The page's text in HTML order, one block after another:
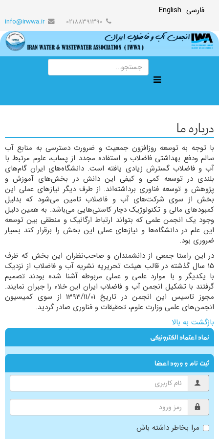
فارسی English
info@irwwa.ir
درباره ما
با توجه به توسعه روزافزون جمعیت و ضرورت دسترسی به منابع آب
سالم ودفع بهداشتی فاضلاب و استفاده مجدد از پساب، علوم مرتبط با
آب و فاضلاب گسترش زیادی یافته است. دانشگاه‌های ایران گام‌های
بلندی در توسعه کمی و کیفی این دانش در بخش‌های آموزش و
پژوهش و توسعه فناوری برداشته‌اند. از طرف دیگر نیازهای عملی این
بخش از سوی شرکت‌های آب و فاضلاب تامین می‌شود که بدلیل
کمبودهای مالی و تکنولوژیک دچار کاستی‌هایی می‌باشد. به همین دلیل
وجود یک انجمن علمی که بتواند ارتباط ارگانیک و منطقی بین توسعه
این علم در دانشگاه‌ها و نیازهای عملی این بخش را برقرار کند بسیار
ضروری بود.
در این راستا جمعی از دانشمندان و صاحب‌نظران این بخش که ظرف
15 سال گذشته در قالب هیئت تحریریه نشریه آب و فاضلاب از نزدیک
با یکدیگر و با موارد علمی و عملی مربوطه آشنا شده بودند تصمیم
گرفتند با تشکیل انجمن آب و فاضلاب ایران این خلاء را جبران نمایند.
مجوز تاسیس این انجمن در تاریخ 1393/11/01 از سوی کمیسیون
انجمن‌های علمی وزارت علوم، تحقیقات و فناوری صادر گردید.
بازگشت به بالا
نماد اعتماد الکترونیکی
ثبت نام و ورود اعضا
مرا بخاطر داشته باش